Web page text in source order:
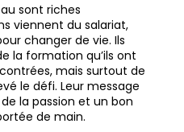
sont riches
viennent du salariat,
changer de vie. Ils
la formation qu’ils ont
mais surtout de
le défi. Leur message
la passion et un bon
de main.